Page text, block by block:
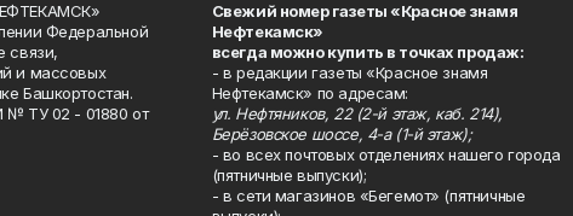
Федеральной
связи,
и массовых
Башкортостан.
№ ТУ 02 - 01880 от
Свежий номер газеты «Красное знамя
Нефтекамск»
всегда можно купить в точках продаж:
- в редакции газеты «Красное знамя
Нефтекамск» по адресам:
ул. Нефтяников, 22 (2-й этаж, каб. 214),
Берёзовское шоссе, 4-а (1-й этаж);
- во всех почтовых отделениях нашего города
(пятничные выпуски);
- в сети магазинов «Бегемот» (пятничные